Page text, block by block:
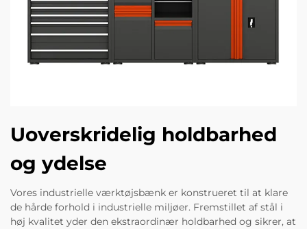
Uoverskridelig holdbarhed
og ydelse
Vores industrielle værktøjsbænk er konstrueret til at klare
de hårde forhold i industrielle miljøer. Fremstillet af stål i
høj kvalitet yder den ekstraordinær holdbarhed og sikrer, at